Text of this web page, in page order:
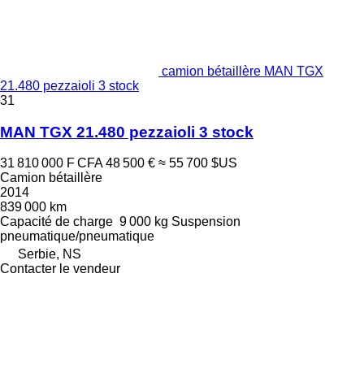
camion bétaillère MAN TGX
21.480 pezzaioli 3 stock
31
MAN TGX 21.480 pezzaioli 3 stock
31 810 000 F CFA 48 500 € ≈ 55 700 $US
Camion bétaillère
2014
839 000 km
Capacité de charge 9 000 kg Suspension
pneumatique/pneumatique
Serbie, NS
Contacter le vendeur